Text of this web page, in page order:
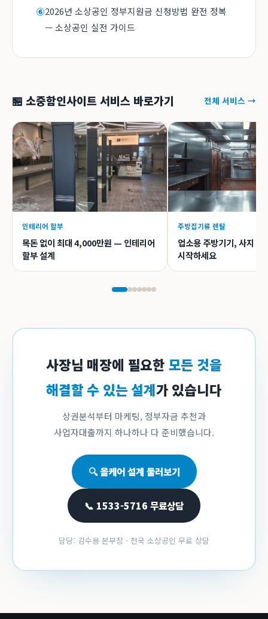
⑥2026년 소상공인 정부지원금 신청방법 완전 정복
— 소상공인 실전 가이드
🏪 소중함인사이트 서비스 바로가기 전체 서비스 →
인테리어 할부
목돈 없이 최대 4,000만원 — 인테리어
할부 설계
주방집기류 렌탈
업소용 주방기기, 사지 말
시작하세요
사장님 매장에 필요한 모든 것을
해결할 수 있는 설계가 있습니다
상권분석부터 마케팅, 정부자금 추천과
사업자대출까지 하나하나 다 준비했습니다.
🔍 올케어 설계 둘러보기
📞 1533-5716 무료상담
담당: 김수용 본부장 · 전국 소상공인 무료 상담